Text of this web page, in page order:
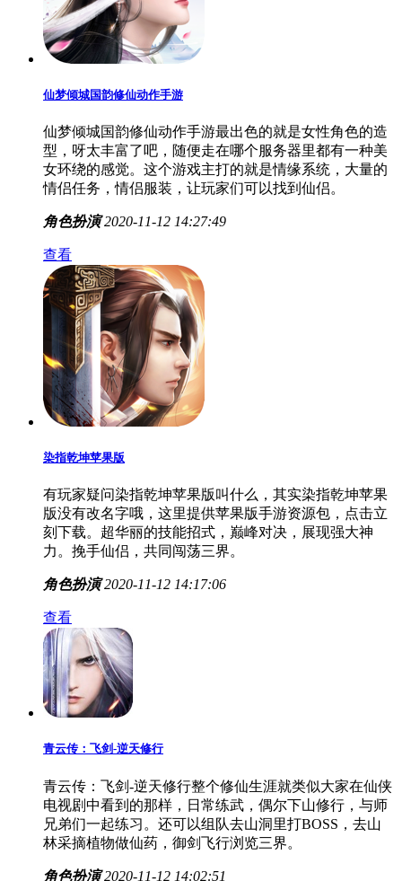
仙梦倾城国韵修仙动作手游
仙梦倾城国韵修仙动作手游最出色的就是女性角色的造
型，呀太丰富了吧，随便走在哪个服务器里都有一种美
女环绕的感觉。这个游戏主打的就是情缘系统，大量的
情侣任务，情侣服装，让玩家们可以找到仙侣。
角色扮演 2020-11-12 14:27:49
查看
染指乾坤苹果版
有玩家疑问染指乾坤苹果版叫什么，其实染指乾坤苹果
版没有改名字哦，这里提供苹果版手游资源包，点击立
刻下载。超华丽的技能招式，巅峰对决，展现强大神
力。挽手仙侣，共同闯荡三界。
角色扮演 2020-11-12 14:17:06
查看
青云传：飞剑-逆天修行
青云传：飞剑-逆天修行整个修仙生涯就类似大家在仙侠
电视剧中看到的那样，日常练武，偶尔下山修行，与师
兄弟们一起练习。还可以组队去山洞里打BOSS，去山
林采摘植物做仙药，御剑飞行浏览三界。
角色扮演 2020-11-12 14:02:51